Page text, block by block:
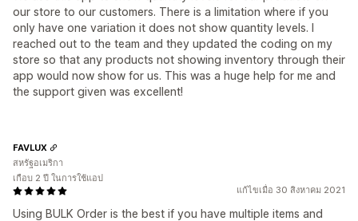
our store to our customers. There is a limitation where if you
only have one variation it does not show quantity levels. I
reached out to the team and they updated the coding on my
store so that any products not showing inventory through their
app would now show for us. This was a huge help for me and
the support given was excellent!
แก้ไขเมื่อ 30 สิงหาคม 2021
Using BULK Order is the best if you have multiple items and
FAVLUX
สหรัฐอเมริกา
เกือบ 2 ปี ในการใช้แอป